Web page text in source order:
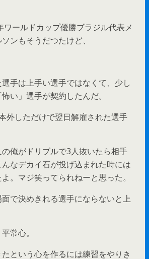
ワールドカップ優勝ブラジル代表メ
ンもそうだつたけど、
選手は上手い選手ではなくて、少し
い」選手が契約したんだ。
外しただけで翌日解雇された選手
俺がドリブルで3人抜いたら相手
なデカイ石が投げ込まれた時には
。マジ笑ってられねーと思った。
で決めきれる選手にならないと上
常心。
という心を作るには練習をやりき